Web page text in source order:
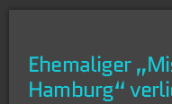
Ehemaliger
Hamburg“